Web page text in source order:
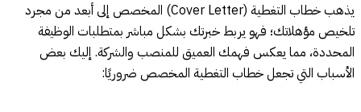
يذهب خطاب التغطية (Cover Letter) المخصص إلى أبعد من مجرد
تلخيص مؤهلاتك؛ فهو يربط خبرتك بشكل مباشر بمتطلبات الوظيفة
المحددة، مما يعكس فهمك العميق للمنصب والشركة. إليك بعض
الأسباب التي تجعل خطاب التغطية المخصص ضروريًا: